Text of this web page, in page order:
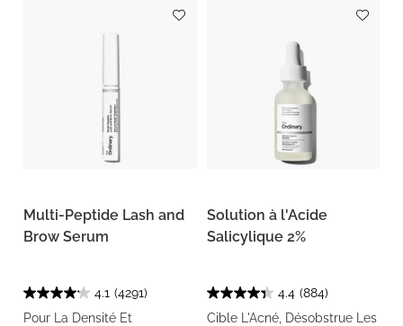
Multi-Peptide Lash and
Brow Serum
4.1 (4291)
Pour La Densité Et
Solution à l'Acide
Salicylique 2%
4.4 (884)
Cible L'Acné, Désobstrue Les